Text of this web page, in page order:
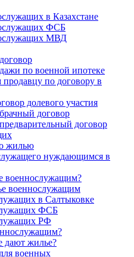
в Казахстане
ФСБ
МВД
по военной ипотеке
по договору в
долевого участия
договор
договор
жилью
нуждающимся в
военнослужащим?
военнослужащим
в Салтыковке
ФСБ
РФ
дают жилье?
военных